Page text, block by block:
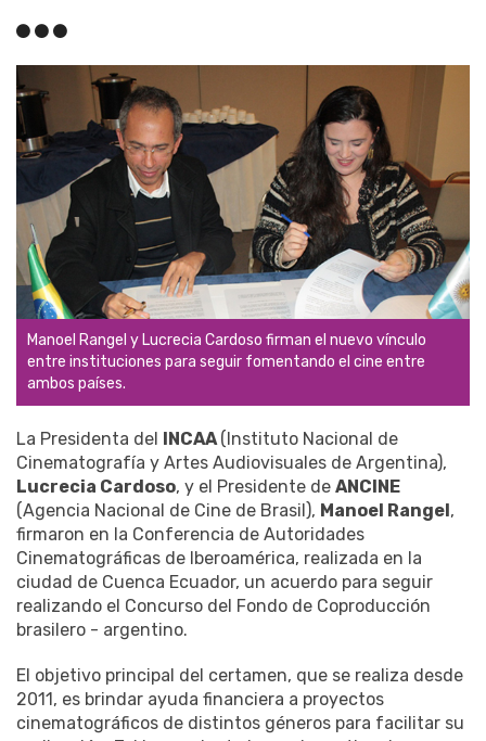
Manoel Rangel y Lucrecia Cardoso firman el nuevo vínculo
entre instituciones para seguir fomentando el cine entre
ambos países.
La Presidenta del INCAA (Instituto Nacional de
Cinematografía y Artes Audiovisuales de Argentina),
Lucrecia Cardoso, y el Presidente de ANCINE
(Agencia Nacional de Cine de Brasil), Manoel Rangel,
firmaron en la Conferencia de Autoridades
Cinematográficas de Iberoamérica, realizada en la
ciudad de Cuenca Ecuador, un acuerdo para seguir
realizando el Concurso del Fondo de Coproducción
brasilero - argentino.
El objetivo principal del certamen, que se realiza desde
2011, es brindar ayuda financiera a proyectos
cinematográficos de distintos géneros para facilitar su